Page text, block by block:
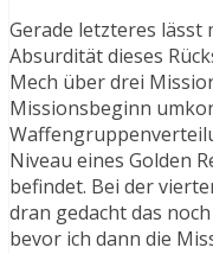
Gerade letzteres lässt
Absurdität dieses
Mech über drei
Missionsbeginn
Niveau eines Golden
befindet. Bei der
dran gedacht das
bevor ich dann die